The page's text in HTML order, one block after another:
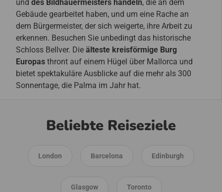
und des Bildhauermeisters handeln, die an dem
Gebäude gearbeitet haben, und um eine Rache an
dem Bürgermeister, der sich weigerte, ihre Arbeit zu
erkennen. Besuchen Sie unbedingt das historische
Schloss Bellver. Die älteste kreisförmige Burg
Europas thront auf einem Hügel über Mallorca und
bietet spektakuläre Ausblicke auf die mehr als 300
Sonnentage, die Palma im Jahr hat.
Beliebte Reiseziele
London Barcelona Edinburgh
Glasgow Toronto